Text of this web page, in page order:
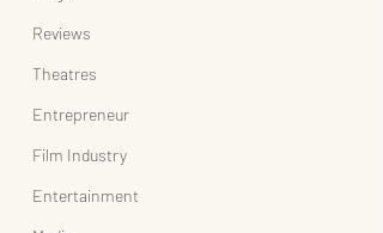
Reviews
Theatres
Entrepreneur
Film Industry
Entertainment